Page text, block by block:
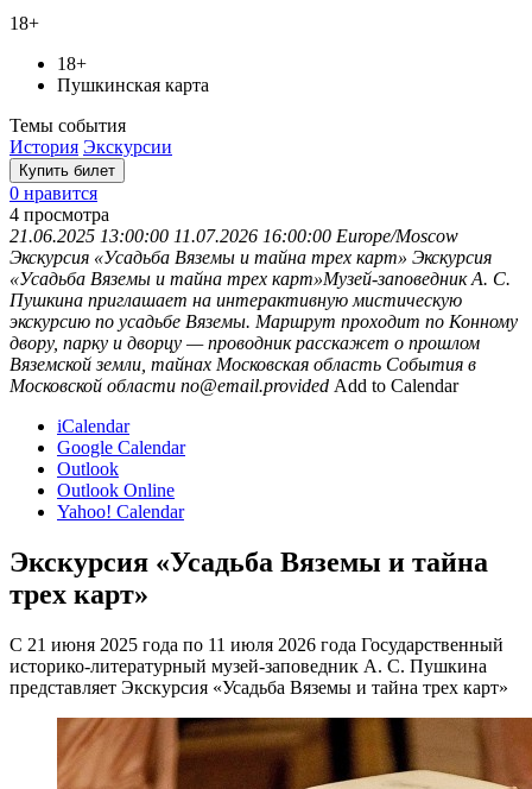
18+
18+
Пушкинская карта
Темы события
История Экскурсии
Купить билет
0 нравится
4 просмотра
21.06.2025 13:00:00 11.07.2026 16:00:00 Europe/Moscow
Экскурсия «Усадьба Вяземы и тайна трех карт» Экскурсия
«Усадьба Вяземы и тайна трех карт»Музей-заповедник А. С.
Пушкина приглашает на интерактивную мистическую
экскурсию по усадьбе Вяземы. Маршрут проходит по Конному
двору, парку и дворцу — проводник расскажет о прошлом
Вяземской земли, тайнах Московская область События в
Московской области no@email.provided Add to Calendar
iCalendar
Google Calendar
Outlook
Outlook Online
Yahoo! Calendar
Экскурсия «Усадьба Вяземы и тайна
трех карт»
С 21 июня 2025 года по 11 июля 2026 года Государственный
историко-литературный музей-заповедник А. С. Пушкина
представляет Экскурсия «Усадьба Вяземы и тайна трех карт»